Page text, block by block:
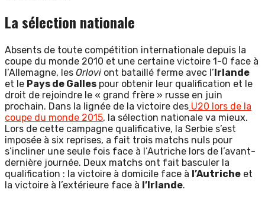
La sélection nationale
Absents de toute compétition internationale depuis la
coupe du monde 2010 et une certaine victoire 1-0 face à
l’Allemagne, les Orlovi ont bataillé ferme avec l’Irlande
et le Pays de Galles pour obtenir leur qualification et le
droit de rejoindre le « grand frère » russe en juin
prochain. Dans la lignée de la victoire des U20 lors de la
coupe du monde 2015, la sélection nationale va mieux.
Lors de cette campagne qualificative, la Serbie s’est
imposée à six reprises, a fait trois matchs nuls pour
s’incliner une seule fois face à l’Autriche lors de l’avant-
dernière journée. Deux matchs ont fait basculer la
qualification : la victoire à domicile face à l’Autriche et
la victoire à l’extérieure face à l’Irlande.